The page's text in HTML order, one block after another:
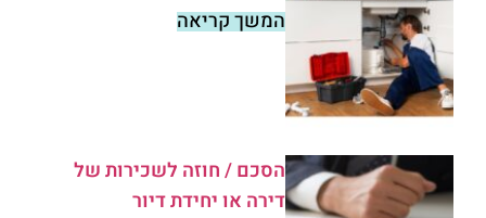
המשך קריאה
הסכם / חוזה לשכירות של
דירה או יחידת דיור